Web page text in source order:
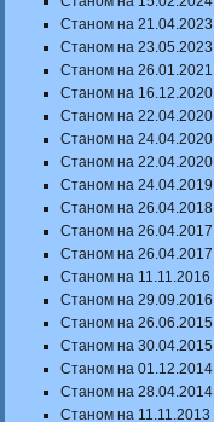
Станом на 21.04.2023
Станом на 23.05.2023
Станом на 26.01.2021
Станом на 16.12.2020
Станом на 22.04.2020
Станом на 24.04.2020
Станом на 22.04.2020
Станом на 24.04.2019
Станом на 26.04.2018
Станом на 26.04.2017
Станом на 26.04.2017
Станом на 11.11.2016
Станом на 29.09.2016
Станом на 26.06.2015
Станом на 30.04.2015
Станом на 01.12.2014
Станом на 28.04.2014
Станом на 11.11.2013